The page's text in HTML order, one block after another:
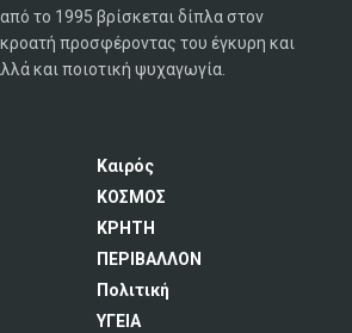
από το 1995 βρίσκεται δίπλα στον
προσφέροντας του έγκυρη και
και ποιοτική ψυχαγωγία.
Καιρός
ΚΟΣΜΟΣ
ΚΡΗΤΗ
ΠΕΡΙΒΑΛΛΟΝ
Πολιτική
ΥΓΕΙΑ